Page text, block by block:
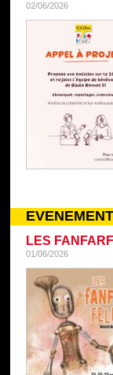
02/06/2026
EVENEMENT
LES
01/06/2026